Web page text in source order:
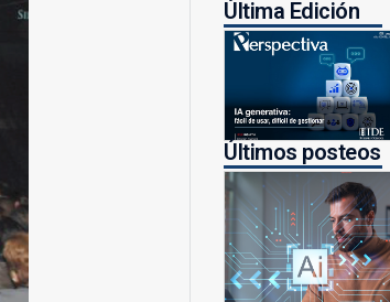
Última Edición
Últimos posteos